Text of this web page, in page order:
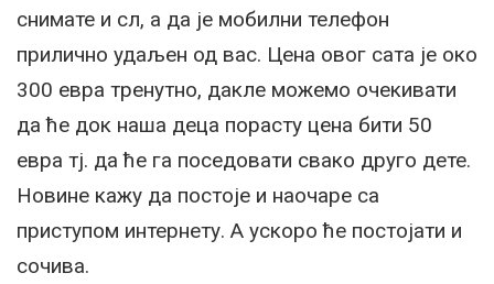
снимате и сл, а да је мобилни телефон
прилично удаљен од вас. Цена овог сата је око
300 евра тренутно, дакле можемо очекивати
да ће док наша деца порасту цена бити 50
евра тј. да ће га поседовати свако друго дете.
Новине кажу да постоје и наочаре са
приступом интернету. А ускоро ће постојати и
сочива.